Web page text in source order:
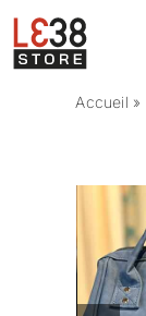
Passer
au
contenu
Accueil »